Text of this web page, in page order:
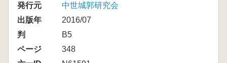
発行元
中世城郭研究会
出版年
2016/07
判
B5
ページ
348